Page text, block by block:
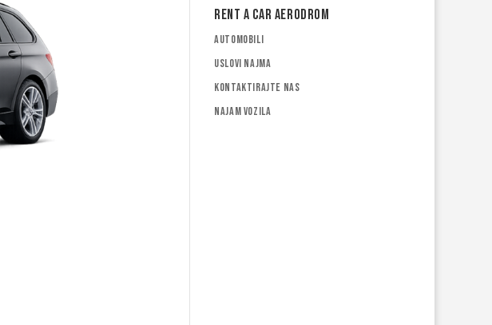
Rent a car Aerodrom
Automobili
Uslovi najma
Kontaktirajte nas
Najam vozila